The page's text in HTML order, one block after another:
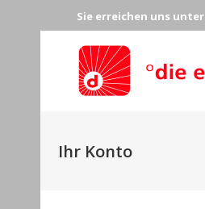
Sie erreichen uns unter
Ihr Konto